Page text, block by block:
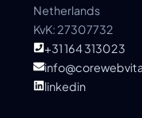
Netherlands
KvK: 27307732
+31 164 313023
linkedin